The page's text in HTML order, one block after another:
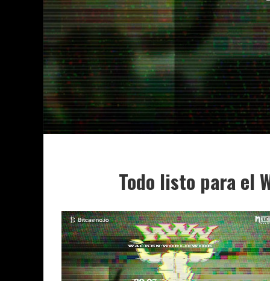
Todo listo para el